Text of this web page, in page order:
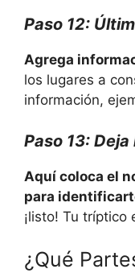
Paso 12:
Agrega
los lugares a
información,
Paso 13:
Aquí coloca el
para
¡listo! Tu tríptico
¿Qué